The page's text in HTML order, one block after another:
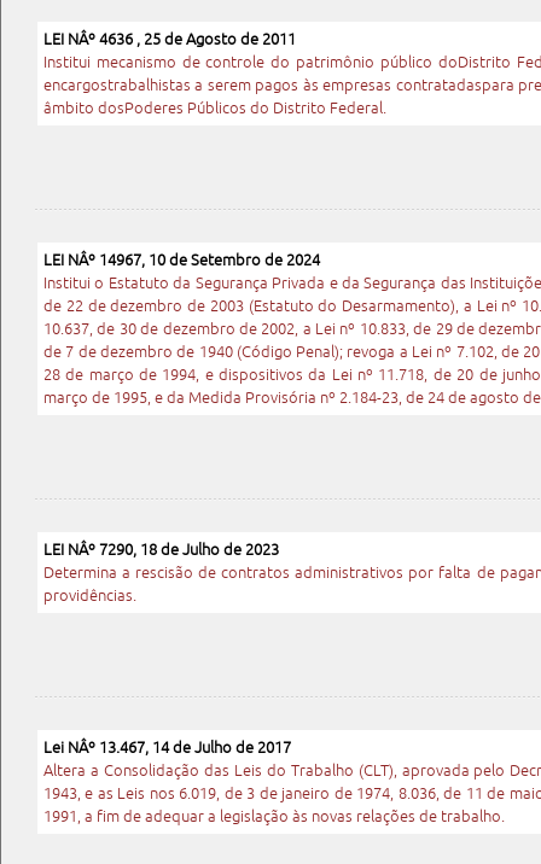
LEI NÂº 4636 , 25 de Agosto de 2011
Institui mecanismo de controle do patrimônio público doDistrito
encargostrabalhistas a serem pagos às empresas contratadaspara
âmbito dosPoderes Públicos do Distrito Federal.
LEI NÂº 14967, 10 de Setembro de 2024
Institui o Estatuto da Segurança Privada e da Segurança das
de 22 de dezembro de 2003 (Estatuto do Desarmamento), a Lei nº
10.637, de 30 de dezembro de 2002, a Lei nº 10.833, de 29 de
de 7 de dezembro de 1940 (Código Penal); revoga a Lei nº 7.102, de
28 de março de 1994, e dispositivos da Lei nº 11.718, de 20 de
março de 1995, e da Medida Provisória nº 2.184-23, de 24 de agosto
LEI NÂº 7290, 18 de Julho de 2023
Determina a rescisão de contratos administrativos por falta de
providências.
Lei NÂº 13.467, 14 de Julho de 2017
Altera a Consolidação das Leis do Trabalho (CLT), aprovada pelo
1943, e as Leis nos 6.019, de 3 de janeiro de 1974, 8.036, de 11 de
1991, a fim de adequar a legislação às novas relações de trabalho.